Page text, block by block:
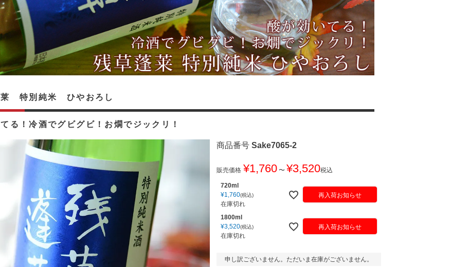
る！冷酒でグビグビ！お燗でジックリ！
莱 特別純米 ひやおろし
商品番号 Sake7065-2
販売価格 ¥1,760 〜 ¥3,520税込
720ml
¥1,760 税込
在庫切れ
再入荷お知らせ
1800ml
¥3,520 税込
在庫切れ
再入荷お知らせ
申し訳ございません。ただいま在庫がございません。